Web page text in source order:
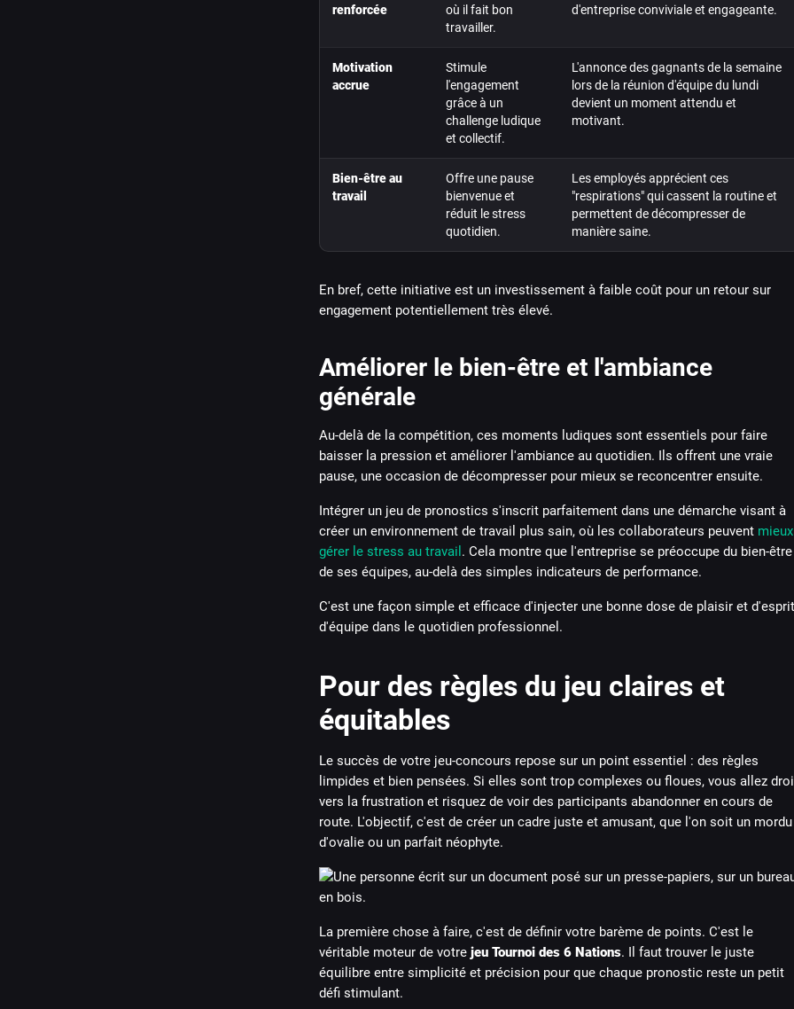
renforcée
où il fait bon
travailler.
d'entreprise conviviale et engageante.
Motivation
accrue
Stimule
l'engagement
grâce à un
challenge ludique
et collectif.
L'annonce des gagnants de la semaine
lors de la réunion d'équipe du lundi
devient un moment attendu et
motivant.
Bien-être au
travail
Offre une pause
bienvenue et
réduit le stress
quotidien.
Les employés apprécient ces
"respirations" qui cassent la routine et
permettent de décompresser de
manière saine.
En bref, cette initiative est un investissement à faible coût pour un retour sur
engagement potentiellement très élevé.
Améliorer le bien-être et l'ambiance
générale
Au-delà de la compétition, ces moments ludiques sont essentiels pour faire
baisser la pression et améliorer l'ambiance au quotidien. Ils offrent une vraie
pause, une occasion de décompresser pour mieux se reconcentrer ensuite.
Intégrer un jeu de pronostics s'inscrit parfaitement dans une démarche visant à
créer un environnement de travail plus sain, où les collaborateurs peuvent mieux
gérer le stress au travail . Cela montre que l'entreprise se préoccupe du bien-être
de ses équipes, au-delà des simples indicateurs de performance.
C'est une façon simple et efficace d'injecter une bonne dose de plaisir et d'esprit
d'équipe dans le quotidien professionnel.
Pour des règles du jeu claires et
équitables
Le succès de votre jeu-concours repose sur un point essentiel : des règles
limpides et bien pensées. Si elles sont trop complexes ou floues, vous allez
vers la frustration et risquez de voir des participants abandonner en cours de
route. L'objectif, c'est de créer un cadre juste et amusant, que l'on soit un mordu
d'ovalie ou un parfait néophyte.
La première chose à faire, c'est de définir votre barème de points. C'est le
véritable moteur de votre jeu Tournoi des 6 Nations. Il faut trouver le juste
équilibre entre simplicité et précision pour que chaque pronostic reste un petit
défi stimulant.